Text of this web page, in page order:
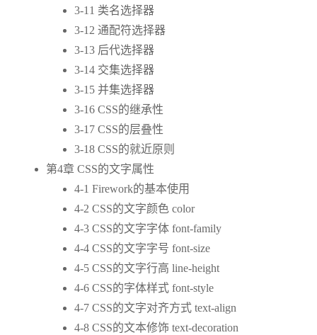
3-11 类名选择器
3-12 通配符选择器
3-13 后代选择器
3-14 交集选择器
3-15 并集选择器
3-16 CSS的继承性
3-17 CSS的层叠性
3-18 CSS的就近原则
第4章 CSS的文字属性
4-1 Firework的基本使用
4-2 CSS的文字颜色 color
4-3 CSS的文字字体 font-family
4-4 CSS的文字字号 font-size
4-5 CSS的文字行高 line-height
4-6 CSS的字体样式 font-style
4-7 CSS的文字对齐方式 text-align
4-8 CSS的文本修饰 text-decoration